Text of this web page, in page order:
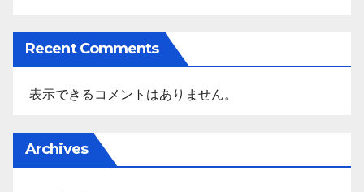
Recent Comments
表示できるコメントはありません。
Archives